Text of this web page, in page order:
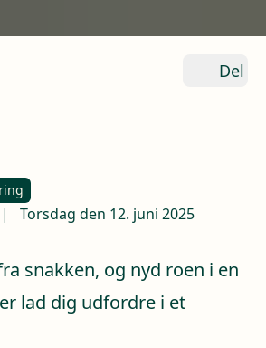
Del
| Torsdag den 12. juni 2025
snakken, og nyd roen i en
lad dig udfordre i et